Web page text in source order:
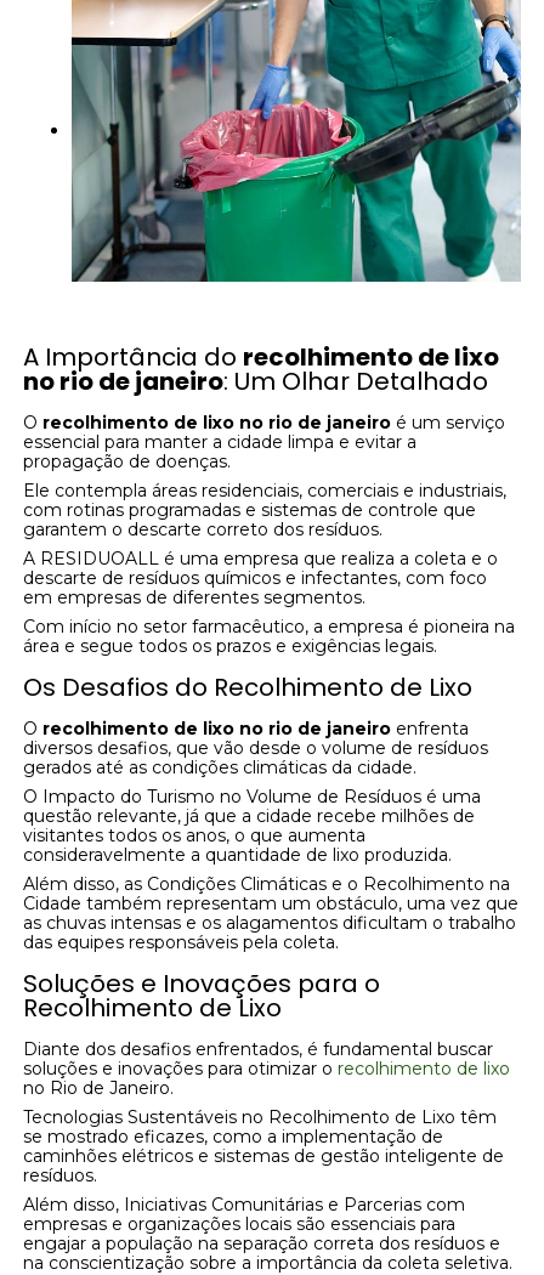
A Importância do recolhimento de lixo
no rio de janeiro: Um Olhar Detalhado
O recolhimento de lixo no rio de janeiro é um serviço
essencial para manter a cidade limpa e evitar a
propagação de doenças.
Ele contempla áreas residenciais, comerciais e industriais,
com rotinas programadas e sistemas de controle que
garantem o descarte correto dos resíduos.
A RESIDUOALL é uma empresa que realiza a coleta e o
descarte de resíduos químicos e infectantes, com foco
em empresas de diferentes segmentos.
Com início no setor farmacêutico, a empresa é pioneira na
área e segue todos os prazos e exigências legais.
Os Desafios do Recolhimento de Lixo
O recolhimento de lixo no rio de janeiro enfrenta
diversos desafios, que vão desde o volume de resíduos
gerados até as condições climáticas da cidade.
O Impacto do Turismo no Volume de Resíduos é uma
questão relevante, já que a cidade recebe milhões de
visitantes todos os anos, o que aumenta
consideravelmente a quantidade de lixo produzida.
Além disso, as Condições Climáticas e o Recolhimento na
Cidade também representam um obstáculo, uma vez que
as chuvas intensas e os alagamentos dificultam o trabalho
das equipes responsáveis pela coleta.
Soluções e Inovações para o
Recolhimento de Lixo
Diante dos desafios enfrentados, é fundamental buscar
soluções e inovações para otimizar o recolhimento de lixo
no Rio de Janeiro.
Tecnologias Sustentáveis no Recolhimento de Lixo têm
se mostrado eficazes, como a implementação de
caminhões elétricos e sistemas de gestão inteligente de
resíduos.
Além disso, Iniciativas Comunitárias e Parcerias com
empresas e organizações locais são essenciais para
engajar a população na separação correta dos resíduos e
na conscientização sobre a importância da coleta seletiva.